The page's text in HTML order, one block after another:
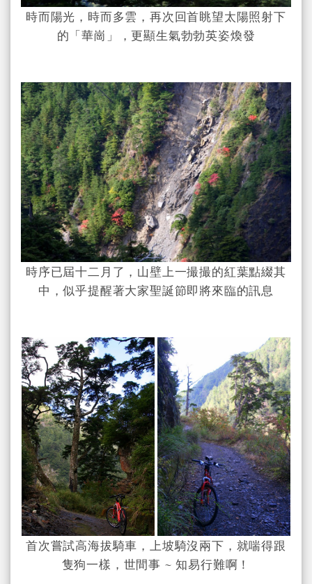
時而陽光，時而多雲，再次回首眺望太陽照射下
的「華崗」，更顯生氣勃勃英姿煥發
時序已屆十二月了，山壁上一撮撮的紅葉點綴其
中，似乎提醒著大家聖誕節即將來臨的訊息
首次嘗試高海拔騎車，上坡騎沒兩下，就喘得跟
隻狗一樣，世間事 ~ 知易行難啊！